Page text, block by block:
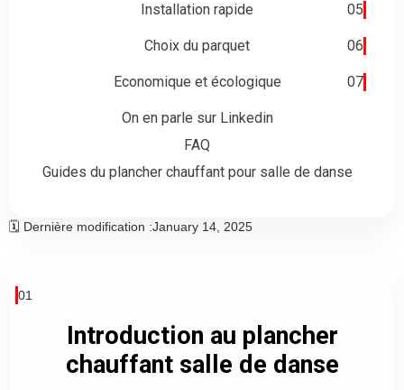
Installation rapide 05
Choix du parquet 06
Economique et écologique 07
On en parle sur Linkedin
FAQ
Guides du plancher chauffant pour salle de danse
🗓️ Dernière modification :January 14, 2025
01
Introduction au plancher
chauffant salle de danse